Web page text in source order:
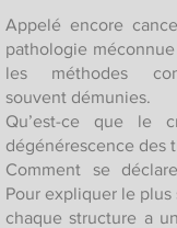
Appelé encore
pathologie
les méthodes
souvent démunies.
Qu’est-ce que le
dégénérescence des
Comment se
Pour expliquer le
chaque structure a